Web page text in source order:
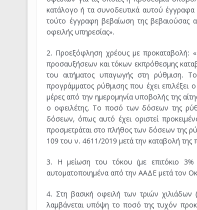
κατάλογο ή τα συνοδευτικά αυτού έγγραφα
τούτο έγγραφη βεβαίωση της βεβαιούσας
οφειλής υπηρεσίας».
2. Προεξόφληση χρέους με προκαταβολή:
προσαυξήσεων και τόκων εκπρόθεσμης
του αιτήματος υπαγωγής στη ρύθμιση.
προγράμματος ρύθμισης που έχει επιλέξει
μέρες από την ημερομηνία υποβολής της
ο οφειλέτης. Το ποσό των δόσεων της
δόσεων, όπως αυτό έχει οριστεί
προσμετράται στο πλήθος των δόσεων της
109 του ν. 4611/2019 μετά την καταβολή της
3. Η μείωση του τόκου (με επιτόκιο 3%
αυτοματοποιημένα από την ΑΑΔΕ μετά τον
4. Στη βασική οφειλή των τριών
λαμβάνεται υπόψη το ποσό της τυχόν